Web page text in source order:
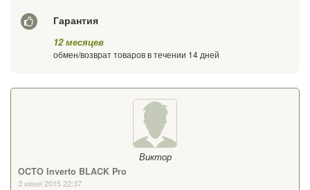
Гарантия
12 месяцев
обмен/возврат товаров в течении 14 дней
Виктор
OCTO Inverto BLACK Pro
3 июня 2015 22:37